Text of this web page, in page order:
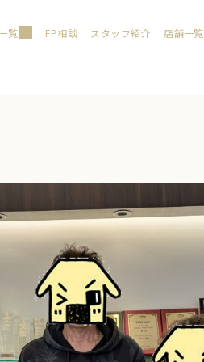
覧 FP相談 スタッフ紹介 店舗一覧